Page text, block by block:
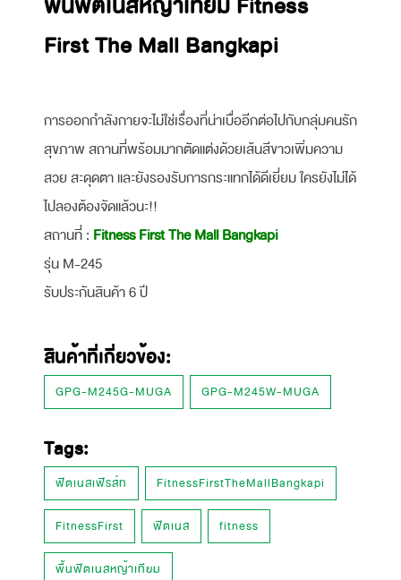
First The Mall Bangkapi
การออกกำลังกายจะไม่ใช่เรื่องที่น่าเบื่ออีกต่อไปกับกลุ่มคนรัก
สุขภาพ สถานที่พร้อมมากตัดแต่งด้วยเส้นสีขาวเพิ่มความ
สวย สะดุดตา และยังรองรับการกระแทกได้ดีเยี่ยม ใครยังไม่ได้
ไปลองต้องจัดแล้วนะ!!
สถานที่ : Fitness First The Mall Bangkapi
รุ่น M-245
รับประกันสินค้า 6 ปี
สินค้าที่เกี่ยวข้อง:
GPG-M245G-MUGA GPG-M245W-MUGA
Tags:
ฟิตเนสเฟิรส์ท FitnessFirstTheMallBangkapi
FitnessFirst ฟิตเนส fitness
พื้นฟิตเนสหญ้าเทียม